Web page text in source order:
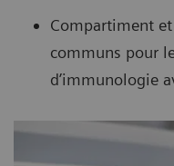
Compartiment
communs pour
d’immunologie